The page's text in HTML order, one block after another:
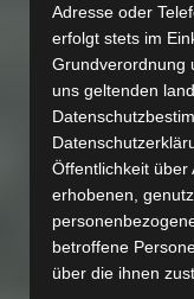
Adresse oder
erfolgt stets im
Grundverordnung
uns geltenden
Öffentlichkeit über
erhobenen,
betroffene
über die ihnen